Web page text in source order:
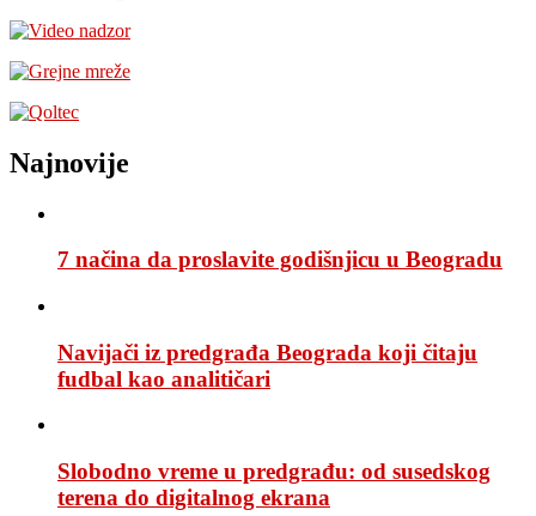
Najnovije
7 načina da proslavite godišnjicu u Beogradu
Navijači iz predgrađa Beograda koji čitaju
fudbal kao analitičari
Slobodno vreme u predgrađu: od susedskog
terena do digitalnog ekrana